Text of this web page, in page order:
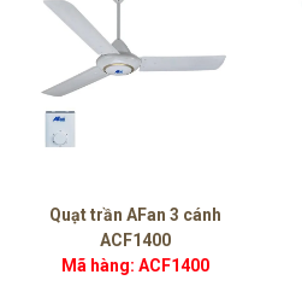
Quạt trần AFan 3 cánh
ACF1400
Mã hàng: ACF1400